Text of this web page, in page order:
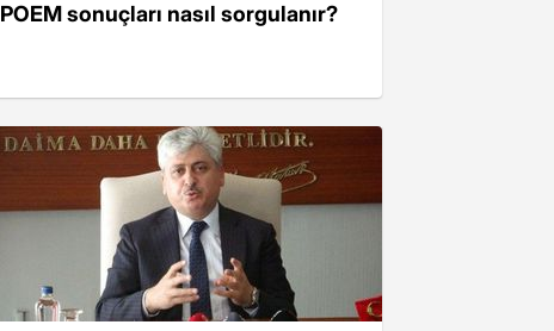
POEM sonuçları nasıl sorgulanır?